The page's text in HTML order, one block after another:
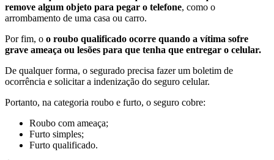
remove algum objeto para pegar o telefone, como o
arrombamento de uma casa ou carro.
Por fim, o o roubo qualificado ocorre quando a vítima sofre
grave ameaça ou lesões para que tenha que entregar o celular.
De qualquer forma, o segurado precisa fazer um boletim de
ocorrência e solicitar a indenização do seguro celular.
Portanto, na categoria roubo e furto, o seguro cobre:
Roubo com ameaça;
Furto simples;
Furto qualificado.